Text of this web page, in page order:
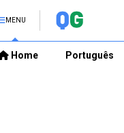
MENU
Home Português